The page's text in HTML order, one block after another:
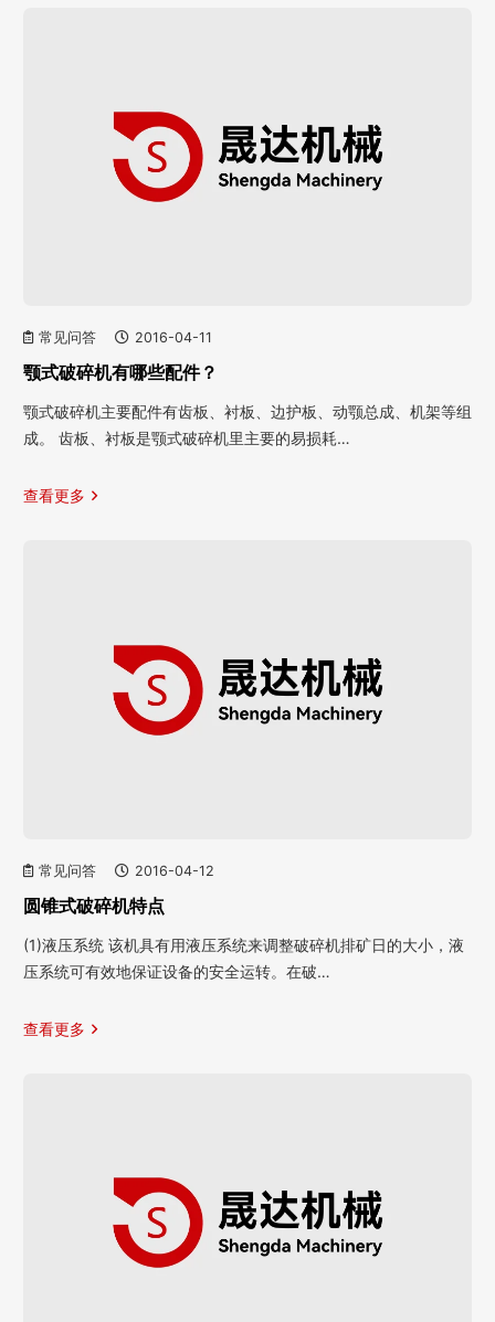
常见问答 2016-04-11
颚式破碎机有哪些配件？
颚式破碎机主要配件有齿板、衬板、边护板、动颚总成、机架等组
成。 齿板、衬板是颚式破碎机里主要的易损耗…
查看更多
常见问答 2016-04-12
圆锥式破碎机特点
(1)液压系统 该机具有用液压系统来调整破碎机排矿日的大小，液
压系统可有效地保证设备的安全运转。在破…
查看更多